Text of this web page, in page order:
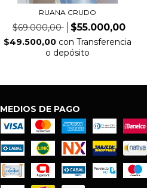
RUANA CRUDO
$69.000,00 $55.000,00
$49.500,00 con Transferencia
o depósito
MEDIOS DE PAGO